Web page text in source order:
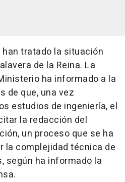
tratado la situación
de la Reina. La
ha informado a la
de que, una vez
estudios de ingeniería, el
la redacción del
un proceso que se ha
la complejidad técnica de
según ha informado la